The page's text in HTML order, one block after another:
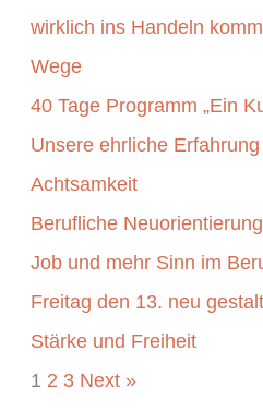
wirklich ins Handeln
Wege
40 Tage Programm „Ein
Unsere ehrliche
Achtsamkeit
Berufliche
Job und mehr Sinn im
Freitag den 13. neu
Stärke und Freiheit
1 2 3 Next »